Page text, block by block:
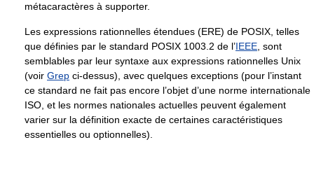
métacaractères à supporter.
Les expressions rationnelles étendues (ERE) de POSIX, telles
que définies par le standard POSIX 1003.2 de l’IEEE, sont
semblables par leur syntaxe aux expressions rationnelles Unix
(voir Grep ci-dessus), avec quelques exceptions (pour l’instant
ce standard ne fait pas encore l’objet d’une norme internationale
ISO, et les normes nationales actuelles peuvent également
varier sur la définition exacte de certaines caractéristiques
essentielles ou optionnelles).